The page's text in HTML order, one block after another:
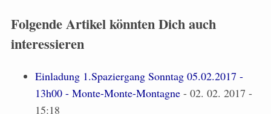
Folgende Artikel könnten Dich auch
interessieren
Einladung 1.Spaziergang Sonntag 05.02.2017 -
13h00 - Monte-Monte-Montagne - 02. 02. 2017 -
15:18